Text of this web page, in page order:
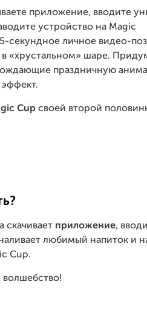
приложение, вводите
устройство на Magic
секундное личное видео-
«хрустальном» шаре. П
праздничную
Cup своей второй
скачивает приложение,
любимый напиток и
Cup.
волшебство!